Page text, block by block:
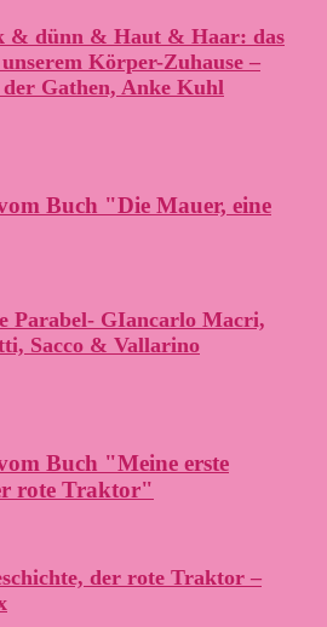
& dünn & Haut & Haar: das
Körper-Zuhause –
Gathen, Anke Kuhl
Parabel- GIancarlo Macri,
Sacco & Vallarino
der rote Traktor –